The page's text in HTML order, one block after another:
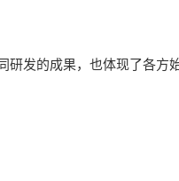
研发的成果，也体现了各方